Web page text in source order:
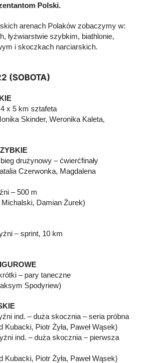
Polski.
arenach Polaków zobaczymy w:
łyżwiarstwie szybkim, biathlonie,
i skoczkach narciarskich.
(SOBOTA)
x 5 km sztafeta
Skinder, Weronika Kaleta,
drużynowy – ćwierćfinały
Czerwonka, Magdalena
– 500 m
Damian Żurek)
– sprint, 10 km
– pary taneczne
Spodyriew)
ind. – duża skocznia – seria próbna
Kubacki, Piotr Żyła, Paweł Wąsek)
ind. – duża skocznia – pierwsza
Kubacki, Piotr Żyła, Paweł Wąsek)